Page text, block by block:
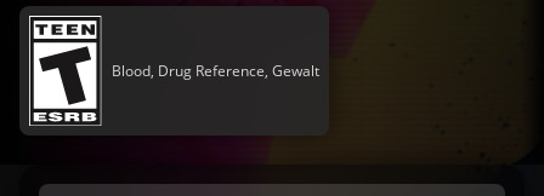
Blood, Drug Reference, Gewalt